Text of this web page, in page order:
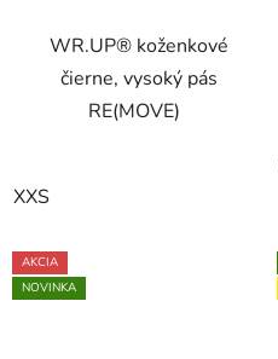
WR.UP® koženkové
čierne, vysoký pás
RE(MOVE)
XXS
AKCIA
NOVINKA